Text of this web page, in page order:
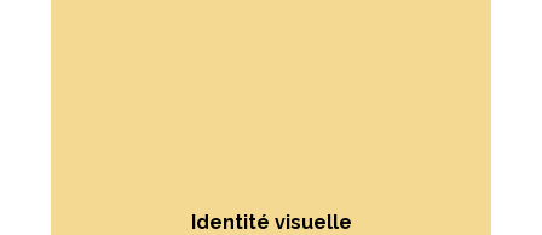
Identité visuelle